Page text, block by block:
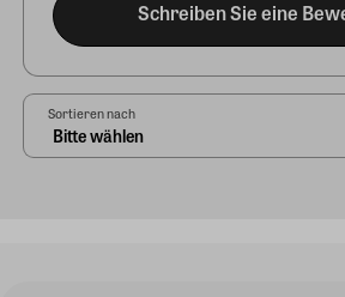
Schreiben Sie eine
Sortieren nach